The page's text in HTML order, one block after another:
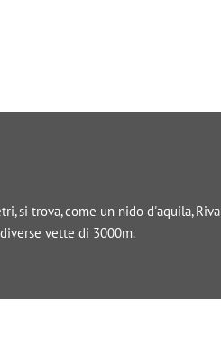
si trova, come un nido d'aquila, Riva
vette di 3000m.